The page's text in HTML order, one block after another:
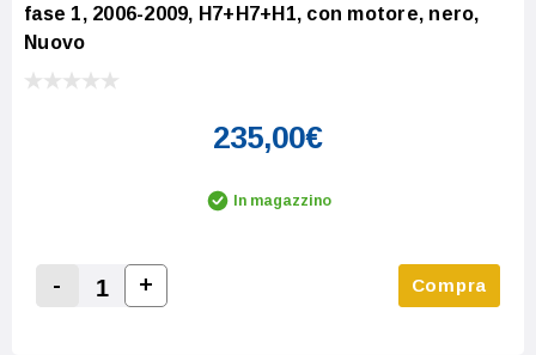
fase 1, 2006-2009, H7+H7+H1, con motore, nero,
Nuovo
235,00€
In magazzino
Decrease Quantity:
-
Increase Quantity:
+ Compra